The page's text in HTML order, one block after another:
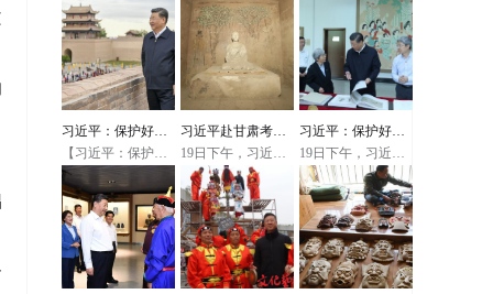
习近平：保护好中
华民族的象征
【习近平：保护好
中华民族的象征】
正在甘肃考察的习
近平总书记20日上
午来到嘉峪关关
城，察看关隘、建
筑布局和山川形
势，听取长城文物
遗产保护和历史文
化传承弘扬情况介
绍。习近平强调，
习近平赴甘肃考察
调研，首站来到敦
煌莫高窟
19日下午，习近平
总书记在敦煌研究
院同有关专家、学
者和文化单位代表
座谈时，甘肃省文
联原副主席苏孝林
汇报了《丝路花
雨》《大漠敦煌》
等大型文化作品的
创作和演出过程，
习近平详细询问演
习近平：保护好我
们的国粹
19日下午，习近平
总书记在敦煌研究
院同有关专家、学
者和文化单位代表
座谈时，甘肃省文
联原副主席苏孝林
汇报了《丝路花
雨》《大漠敦煌》
等大型文化作品的
创作和演出过程，
习近平详细询问演